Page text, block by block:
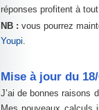
réponses profitent à
NB : vous pourrez
Youpi.
Mise à jour du 18/
J’ai de bonnes raisons